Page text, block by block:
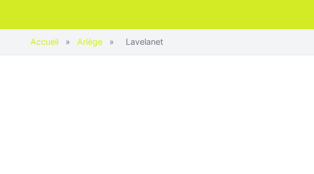
Accueil » Ariège » Lavelanet